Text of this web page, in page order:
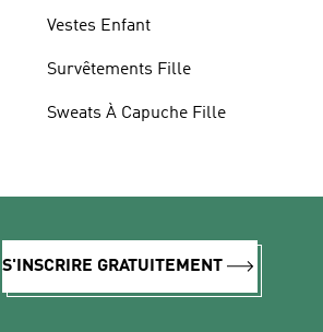
Vestes Enfant
Survêtements Fille
Sweats À Capuche Fille
S'INSCRIRE GRATUITEMENT